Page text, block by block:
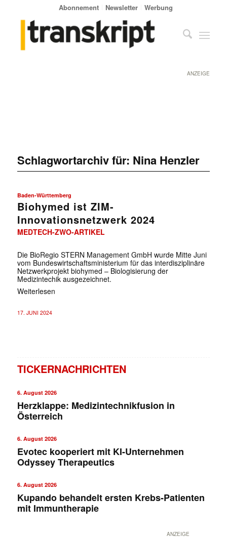
Abonnement Newsletter Werbung
ANZEIGE
Schlagwortarchiv für: Nina Henzler
Baden-Württemberg
Biohymed ist ZIM-
Innovationsnetzwerk 2024
MEDTECH-ZWO-ARTIKEL
Die BioRegio STERN Management GmbH wurde Mitte Juni
vom Bundeswirtschaftsministerium für das interdisziplinäre
Netzwerkprojekt biohymed – Biologisierung der
Medizintechik ausgezeichnet.
Weiterlesen
17. JUNI 2024
TICKERNACHRICHTEN
6. August 2026
Herzklappe: Medizintechnikfusion in
Österreich
6. August 2026
Evotec kooperiert mit KI-Unternehmen
Odyssey Therapeutics
6. August 2026
Kupando behandelt ersten Krebs-Patienten
mit Immuntherapie
ANZEIGE